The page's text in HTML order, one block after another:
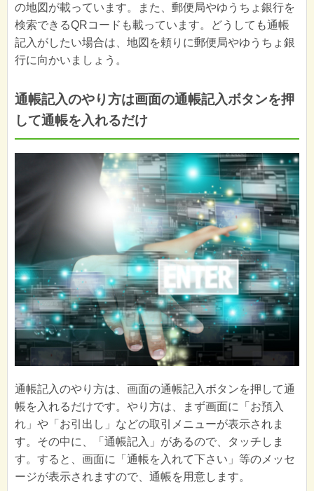
の地図が載っています。また、郵便局やゆうちょ銀行を
検索できるQRコードも載っています。どうしても通帳
記入がしたい場合は、地図を頼りに郵便局やゆうちょ銀
行に向かいましょう。
通帳記入のやり方は画面の通帳記入ボタンを押
して通帳を入れるだけ
通帳記入のやり方は、画面の通帳記入ボタンを押して通
帳を入れるだけです。やり方は、まず画面に「お預入
れ」や「お引出し」などの取引メニューが表示されま
す。その中に、「通帳記入」があるので、タッチしま
す。すると、画面に「通帳を入れて下さい」等のメッセ
ージが表示されますので、通帳を用意します。